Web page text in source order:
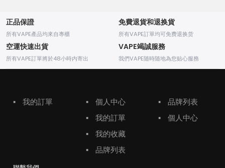
正品保證
所有VAPE產品均來自專櫃
免費退貨和退换貨
所有VAPE訂單均可免费退换货
空運快速出貨
所有VAPE訂單將於48小時内寄出
VAPE竭誠服務
我們VAPE随時随地為您贴心服務
▪ 我的訂單 ▪
個人中心
▪
我的訂單
▪
我的收藏
▪
品牌列表
▪
品牌列表
▪
個人中心